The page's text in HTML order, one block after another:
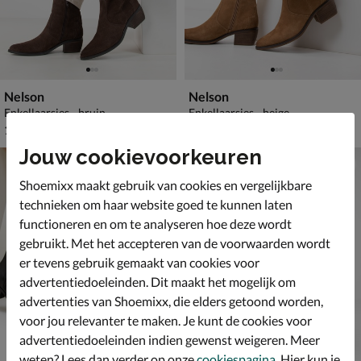
Nelson
Enkellaarsjes - bruin
€ 119,99
119
Nelson
Enkellaarsjes - beige
Jouw cookievoorkeuren
Shoemixx maakt gebruik van cookies en vergelijkbare
technieken om haar website goed te kunnen laten
functioneren en om te analyseren hoe deze wordt
gebruikt. Met het accepteren van de voorwaarden wordt
er tevens gebruik gemaakt van cookies voor
advertentiedoeleinden. Dit maakt het mogelijk om
advertenties van Shoemixx, die elders getoond worden,
voor jou relevanter te maken. Je kunt de cookies voor
advertentiedoeleinden indien gewenst weigeren. Meer